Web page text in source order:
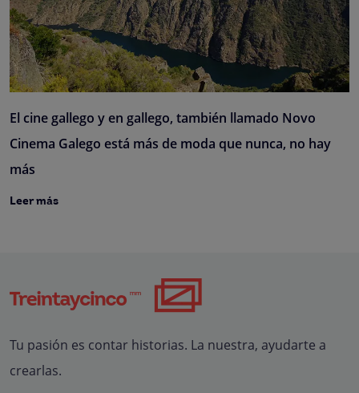
El cine gallego y en gallego, también llamado Novo
Cinema Galego está más de moda que nunca, no hay
más
Leer más
Tu pasión es contar historias. La nuestra, ayudarte a
crearlas.